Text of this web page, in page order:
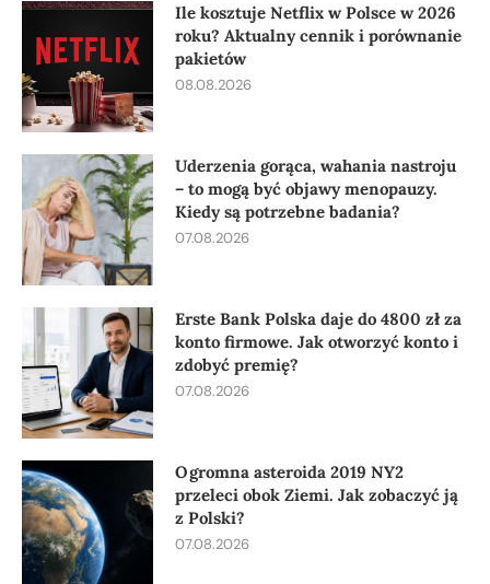
Ile kosztuje Netflix w Polsce w 2026
roku? Aktualny cennik i porównanie
pakietów
08.08.2026
Uderzenia gorąca, wahania nastroju
– to mogą być objawy menopauzy.
Kiedy są potrzebne badania?
07.08.2026
Erste Bank Polska daje do 4800 zł za
konto firmowe. Jak otworzyć konto i
zdobyć premię?
07.08.2026
Ogromna asteroida 2019 NY2
przeleci obok Ziemi. Jak zobaczyć ją
z Polski?
07.08.2026